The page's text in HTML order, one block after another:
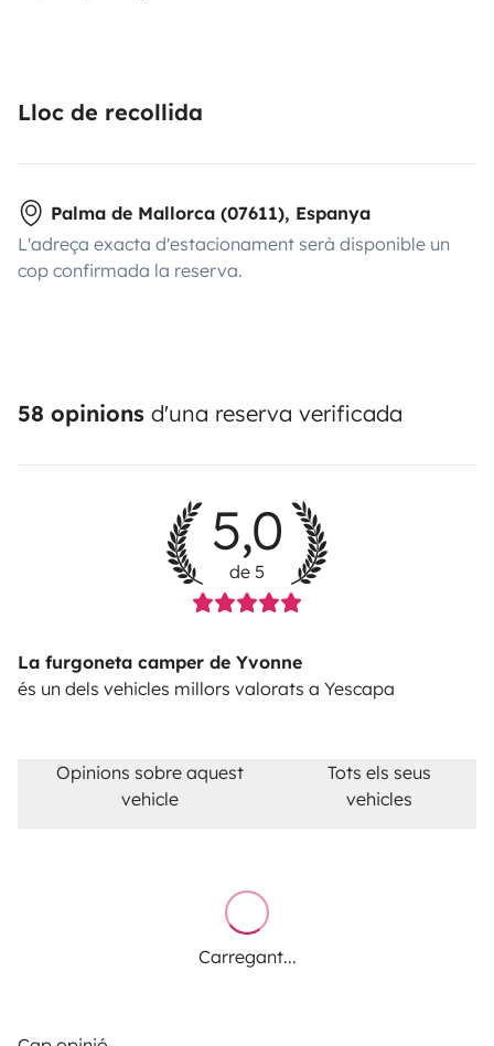
Lloc de recollida
Palma de Mallorca (07611), Espanya
L'adreça exacta d'estacionament serà disponible un
cop confirmada la reserva.
58 opinions d'una reserva verificada
5,0
de 5
La furgoneta camper de Yvonne
és un dels vehicles millors valorats a Yescapa
Opinions sobre aquest
vehicle
Tots els seus
vehicles
Carregant...